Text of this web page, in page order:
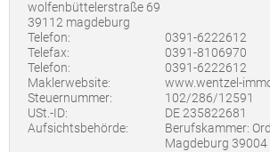
wolfenbüttelerstraße 69
39112 magdeburg
Telefon:
0391-6222612
Telefax:
0391-8106970
Telefon:
0391-6222612
Maklerwebsite:
www.wentzel-
Steuernummer:
102/286/12591
USt.-ID:
DE 235822681
Aufsichtsbehörde:
Berufskammer:
Magdeburg